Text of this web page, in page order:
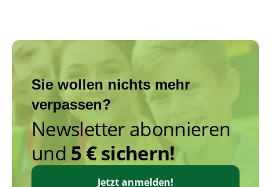
Sie wollen nichts mehr
verpassen?
Newsletter abonnieren
und 5 € sichern!
Jetzt anmelden!